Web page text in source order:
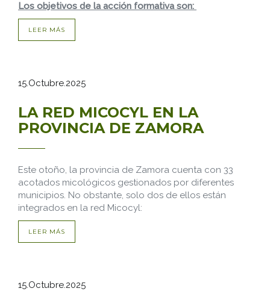
Los objetivos de la acción formativa son:
LEER MÁS
15.Octubre.2025
LA RED MICOCYL EN LA
PROVINCIA DE ZAMORA
Este otoño, la provincia de Zamora cuenta con 33
acotados micológicos gestionados por diferentes
municipios. No obstante, solo dos de ellos están
integrados en la red Micocyl:
LEER MÁS
15.Octubre.2025